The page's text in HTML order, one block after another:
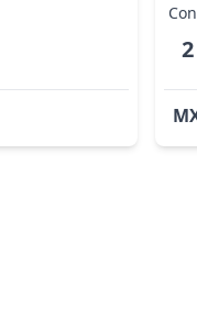
2